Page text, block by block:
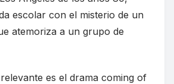
escolar con el misterio de un
atemoriza a un grupo de
es el drama coming of